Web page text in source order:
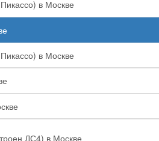
в Москве
в Москве
ДС4) в Москве